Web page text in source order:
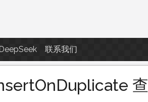
联系我们
查